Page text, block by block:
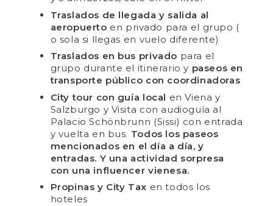
Traslados de llegada y salida al
aeropuerto en privado para el grupo (
o sola si llegas en vuelo diferente)
Traslados en bus privado para el
grupo durante el itinerario y paseos en
transporte público con coordinadoras
City tour con guía local en Viena y
Salzburgo y Visita con audioguía al
Palacio Schönbrunn (Sissi) con entrada
y vuelta en bus. Todos los paseos
mencionados en el día a día, y
entradas. Y una actividad sorpresa
con una influencer vienesa.
Propinas y City Tax en todos los
hoteles